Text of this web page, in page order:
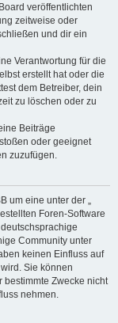
veröffentlichten
zeitweise oder
und dir ein
Verantwortung für die
erstellt hat oder die
dem Betreiber, dein
zu löschen oder zu
Beiträge
oder geeignet
zuzufügen.
um eine unter der „
Foren-Software
Community unter
keinen Einfluss auf
Sie können
bestimmte Zwecke nicht
nehmen.